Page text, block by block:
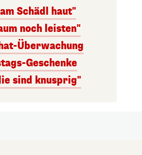
Schädl haut"
noch leisten"
Überwachung
Geschenke
sind knusprig"